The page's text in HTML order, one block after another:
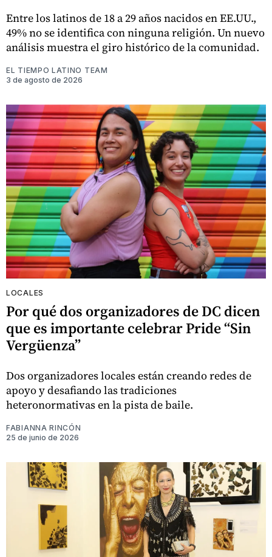
Entre los latinos de 18 a 29 años nacidos en EE.UU.,
49% no se identifica con ninguna religión. Un nuevo
análisis muestra el giro histórico de la comunidad.
EL TIEMPO LATINO TEAM
3 de agosto de 2026
LOCALES
Por qué dos organizadores de DC dicen
que es importante celebrar Pride “Sin
Vergüenza”
Dos organizadores locales están creando redes de
apoyo y desafiando las tradiciones
heteronormativas en la pista de baile.
FABIANNA RINCÓN
25 de junio de 2026